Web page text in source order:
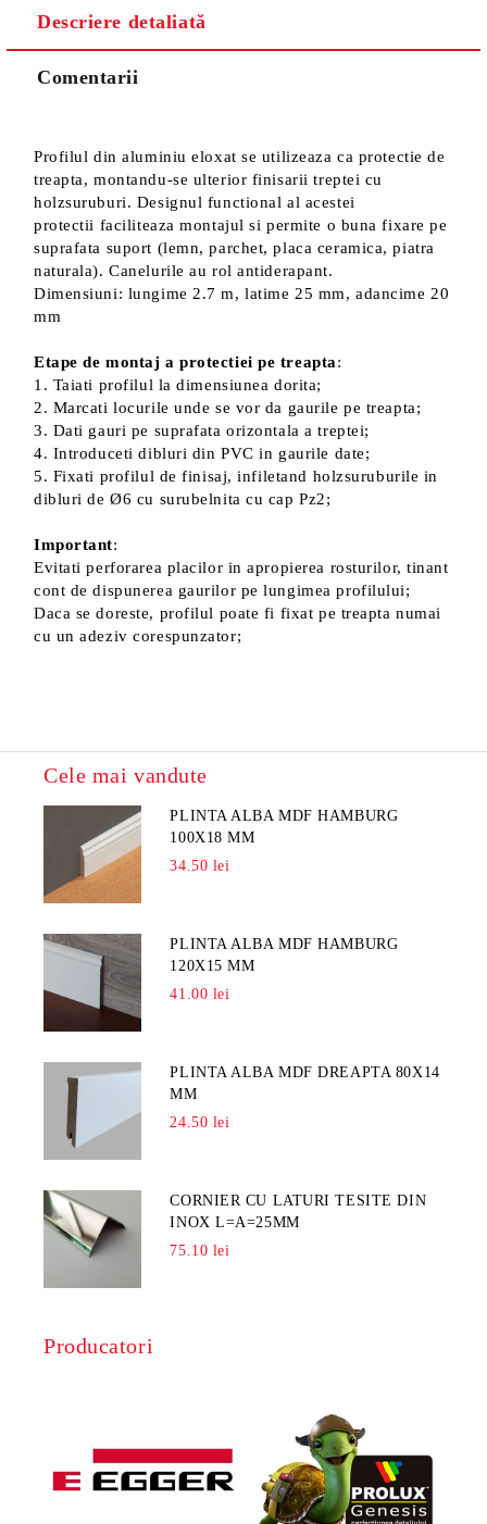
Sunt de acord cuPolitica de confidentialitate
Noi vă vom contacta pentru finalizarea comenzii.
Descriere detaliată
Comentarii
Profilul din aluminiu eloxat se utilizeaza ca protectie de
treapta, montandu-se ulterior finisarii treptei cu
holzsuruburi. Designul functional al acestei
protectii faciliteaza montajul si permite o buna fixare pe
suprafata suport (lemn, parchet, placa ceramica, piatra
naturala). Canelurile au rol antiderapant.
Dimensiuni: lungime 2.7 m, latime 25 mm, adancime 20
mm
Etape de montaj a protectiei pe treapta:
1. Taiati profilul la dimensiunea dorita;
2. Marcati locurile unde se vor da gaurile pe treapta;
3. Dati gauri pe suprafata orizontala a treptei;
4. Introduceti dibluri din PVC in gaurile date;
5. Fixati profilul de finisaj, infiletand holzsuruburile in
dibluri de Ø6 cu surubelnita cu cap Pz2;
Important:
Evitati perforarea placilor in apropierea rosturilor, tinant
cont de dispunerea gaurilor pe lungimea profilului;
Daca se doreste, profilul poate fi fixat pe treapta numai
cu un adeziv corespunzator;
Cele mai vandute
PLINTA ALBA MDF HAMBURG
100X18 MM
34.50 lei
PLINTA ALBA MDF HAMBURG
120X15 MM
41.00 lei
PLINTA ALBA MDF DREAPTA 80X14
MM
24.50 lei
CORNIER CU LATURI TESITE DIN
INOX L=A=25MM
75.10 lei
Producatori